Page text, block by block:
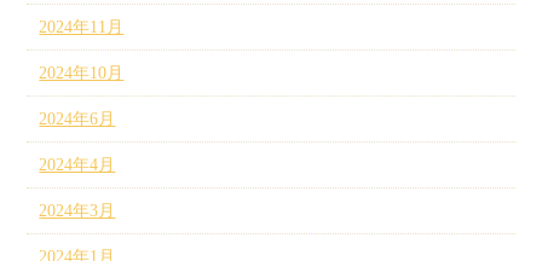
2024年11月
2024年10月
2024年6月
2024年4月
2024年3月
2024年1月